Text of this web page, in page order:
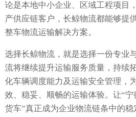
论是本地中小企业、区域工程项目
产供应链客户，长鲸物流都能够提
整车物流运输解决方案。
选择长鲸物流，就是选择一份专业
流将继续提升运输服务质量，持续
化车辆调度能力及运输安全管理，
效、稳妥、顺畅的运输体验。让“
货车”真正成为企业物流链条中的